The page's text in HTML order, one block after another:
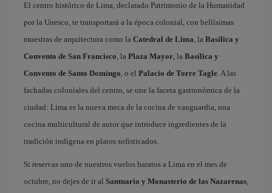
El centro histórico de Lima, declarado Patrimonio de la Humanidad
por la Unesco, te transportará a la época colonial, con bellísimas
muestras de arquitectura como la Catedral de Lima, la Basílica y
Convento de San Francisco, la Plaza Mayor, la Basílica y
Convento de Santo Domingo, o el Palacio de Torre Tagle. A las
fachadas coloniales del centro, se une la faceta gastronómica de la
ciudad: Lima es la nueva meca de la cocina de vanguardia, una
cocina multicultural de autor que introduce ingredientes de la
tradición indígena en platos sofisticados.
Si reservas uno de nuestros vuelos baratos a Lima en el mes de
octubre, no dejes de ir al Santuario y Monasterio de las Nazarenas,